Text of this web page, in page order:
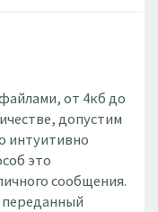
от 4кб до
допустим
интуитивно
это
сообщения.
переданный